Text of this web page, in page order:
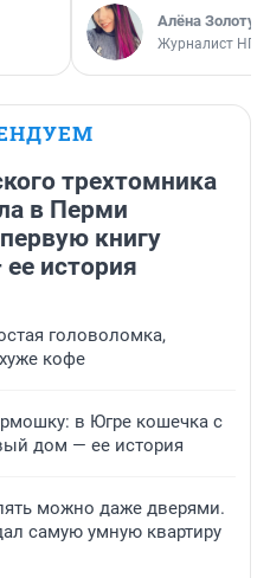
Алёна
Журналист НГС
трехтомника
в Перми
книгу
история
головоломка,
кофе
в Югре кошечка с
дом — ее история
можно даже дверями.
самую умную квартиру